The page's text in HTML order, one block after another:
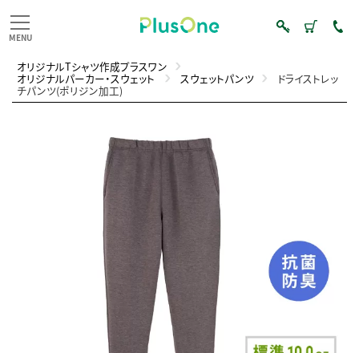
オリジナルTシャツ作成プラスワン
オリジナルパーカー・スウェット スウェットパンツ ドライストレッ
チパンツ(ポリジン加工)